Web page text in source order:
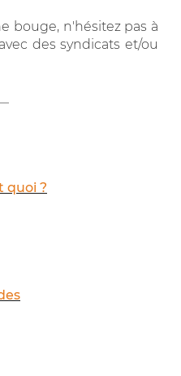
bouge, n'hésitez pas à
des syndicats et/ou
quoi ?